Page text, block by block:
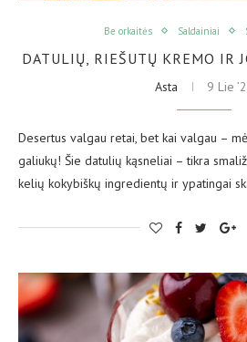
Be orkaitės Saldainiai
DATULIŲ, RIEŠUTŲ KREMO IR
Asta 9 Lie
Desertus valgau retai, bet kai valgau –
galiukų! Šie datulių kąsneliai – tikra
kelių kokybiškų ingredientų ir ypatingai